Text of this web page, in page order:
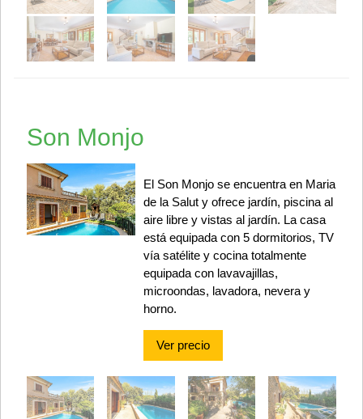
Son Monjo
El Son Monjo se encuentra en Maria
de la Salut y ofrece jardín, piscina al
aire libre y vistas al jardín. La casa
está equipada con 5 dormitorios, TV
vía satélite y cocina totalmente
equipada con lavavajillas,
microondas, lavadora, nevera y
horno.
Ver precio